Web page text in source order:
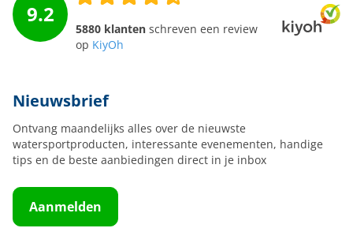
9.2
5880 klanten schreven een review
op KiyOh
Nieuwsbrief
Ontvang maandelijks alles over de nieuwste
watersportproducten, interessante evenementen, handige
tips en de beste aanbiedingen direct in je inbox
Aanmelden